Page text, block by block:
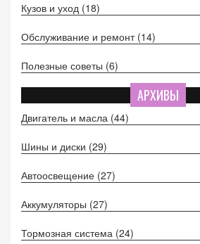
Кузов и уход (18)
Обслуживание и ремонт (14)
Полезные советы (6)
АРХИВЫ
Двигатель и масла (44)
Шины и диски (29)
Автоосвещение (27)
Аккумуляторы (27)
Тормозная система (24)